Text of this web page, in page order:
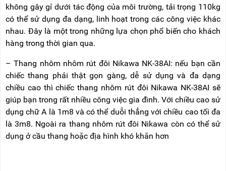
BÁO
CHÍ
NÓI
VỀ
NIKAWA
GIỚI
THIỆU
ĐẠI
LÝ
BẢO
HÀNH
THANG
NHÔM
CHỮ
A
NHÔM
CÔNG
NGHIỆP
THANG
NHÔM
GIÀN
GIÁO
VÁN
không gây gỉ dưới tác động của môi trường, tải trọng 110kg
có thể sử dụng đa dạng, linh hoạt trong các công việc khác
nhau. Đây là một trong những lựa chọn phổ biến cho khách
hàng trong thời gian qua.
– Thang nhôm nhôm rút đôi Nikawa NK-38AI: nếu bạn cần
chiếc thang phải thật gọn gàng, dễ sử dụng và đa dạng
chiều cao thì chiếc thang nhôm rút đôi Nikawa NK-38AI sẽ
giúp bạn trong rất nhiều công việc gia đình. Với chiều cao sử
dụng chữ A là 1m8 và có thể duỗi thẳng với chiều cao tối đa
là 3m8. Ngoài ra thang nhôm rút đôi Nikawa còn có thể sử
dụng ở cầu thang hoặc địa hình khó khăn hơn